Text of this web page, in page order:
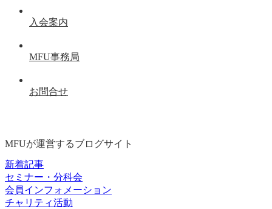
入会案内
MFU事務局
お問合せ
MFUが運営するブログサイト
新着記事
セミナー・分科会
会員インフォメーション
チャリティ活動